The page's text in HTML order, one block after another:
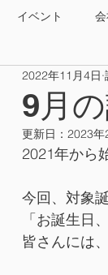
イベント
9月
2022年11月4日
更新日： 2023年
2021年から
今回、対象
「お誕生日
皆さんには